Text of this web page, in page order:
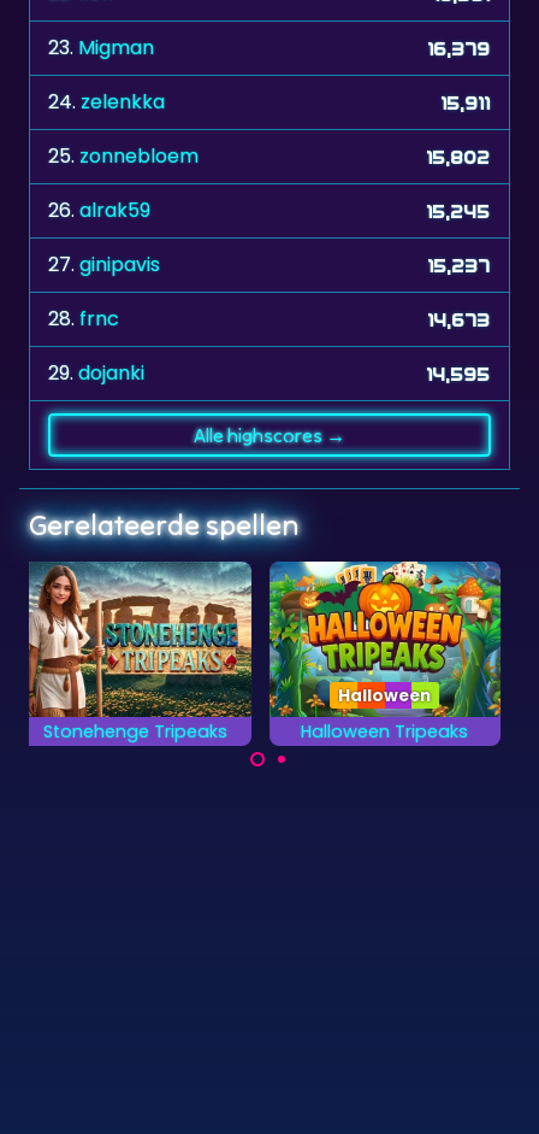
24.zelenkka 15,911
25. zonnebloem 15,802
26. alrak59 15,245
27. ginipavis 15,237
28. frnc 14,673
29. dojanki 14,595
Gerelateerde spellen
Halloween Tripeaks
Halloween
Een erg eng kaartspel
voor Halloween.
Egypt Solitaire
Geniet van 100 levels
in het oude Egypte.